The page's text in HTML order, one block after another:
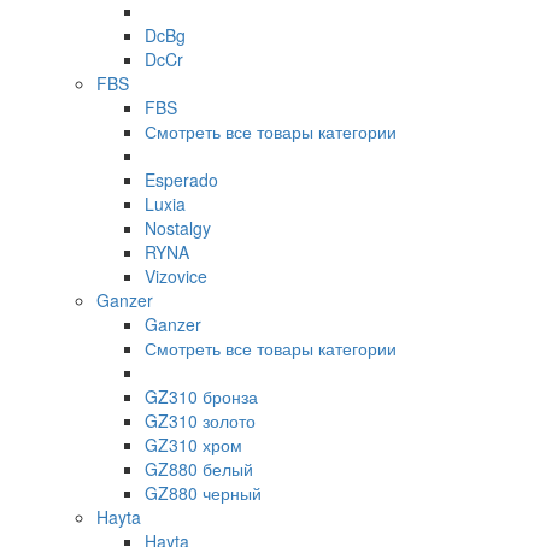
DcBg
DcCr
FBS
FBS
Смотреть все товары категории
Esperado
Luxia
Nostalgy
RYNA
Vizovice
Ganzer
Ganzer
Смотреть все товары категории
GZ310 бронза
GZ310 золото
GZ310 хром
GZ880 белый
GZ880 черный
Hayta
Hayta